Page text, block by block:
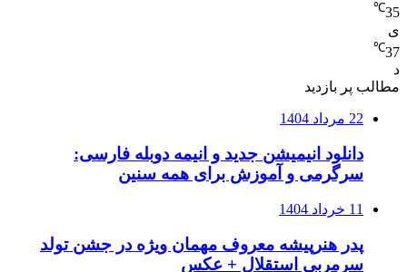
35
℃
ی
37
℃
د
مطالب پر بازدید
22 مرداد 1404
دانلود انیمیشن جدید و انیمه دوبله فارسی:
سرگرمی و آموزش برای همه سنین
11 خرداد 1404
پدر هنرپیشه معروف مهمان ویژه در جشن تولد
سرمربی استقلال + عکس